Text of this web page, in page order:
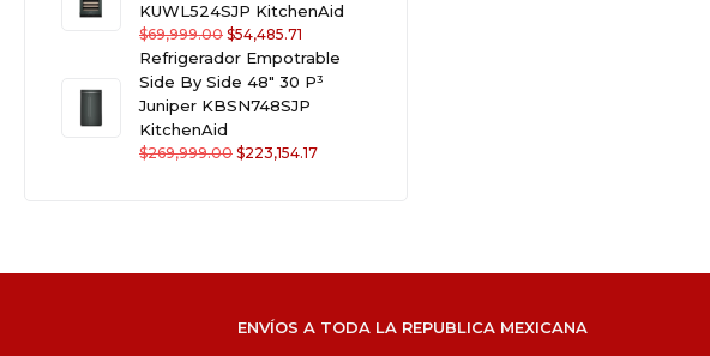
KUWL524SJP KitchenAid
$69,999.00 $54,485.71
Refrigerador Empotrable
Side By Side 48" 30 P³
Juniper KBSN748SJP
KitchenAid
$269,999.00 $223,154.17
ENVÍOS A TODA LA REPUBLICA MEXICANA